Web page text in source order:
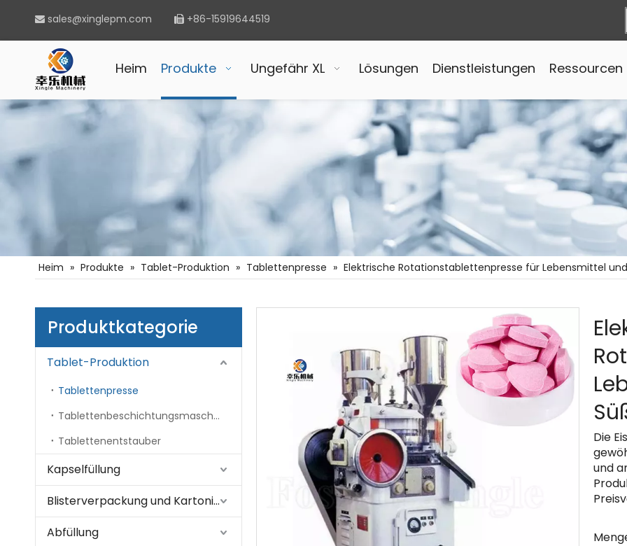
 sales@xinglepm.com  +86-15919644519
Heim Produkte Ungefähr XL Lösungen Dienstleistungen Ressourcen
Heim » Produkte » Tablet-Produktion » Tablettenpresse » Elektrische Rotationstablettenpresse für Lebensmittel
Produktkategorie
Tablet-Produktion
Tablettenpresse
Tablettenbeschichtungsmaschine
Tablettenentstauber
Kapselfüllung
Blisterverpackung und Kartonierung
Abfüllung
Die
und